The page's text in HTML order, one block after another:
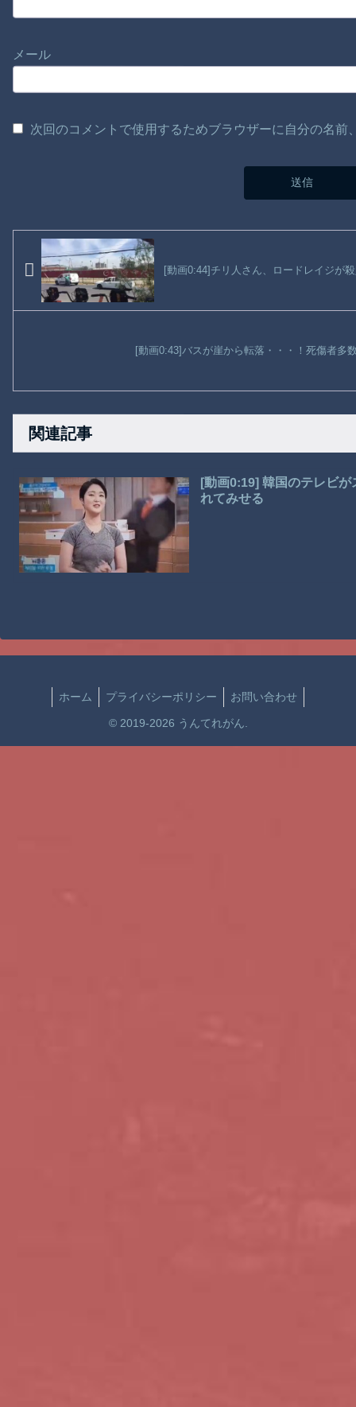
メール
次回のコメントで使用するためブラウザーに自分の名
[動画0:44]チリ人さん、ロードレイジが
[動画0:43]バスが崖から転落・・・！死傷者多
関連記事
[動画0:19] 韓国のテレビ
れてみせる
ホーム プライバシーポリシー お問い合わせ
© 2019-2026 うんてれがん.